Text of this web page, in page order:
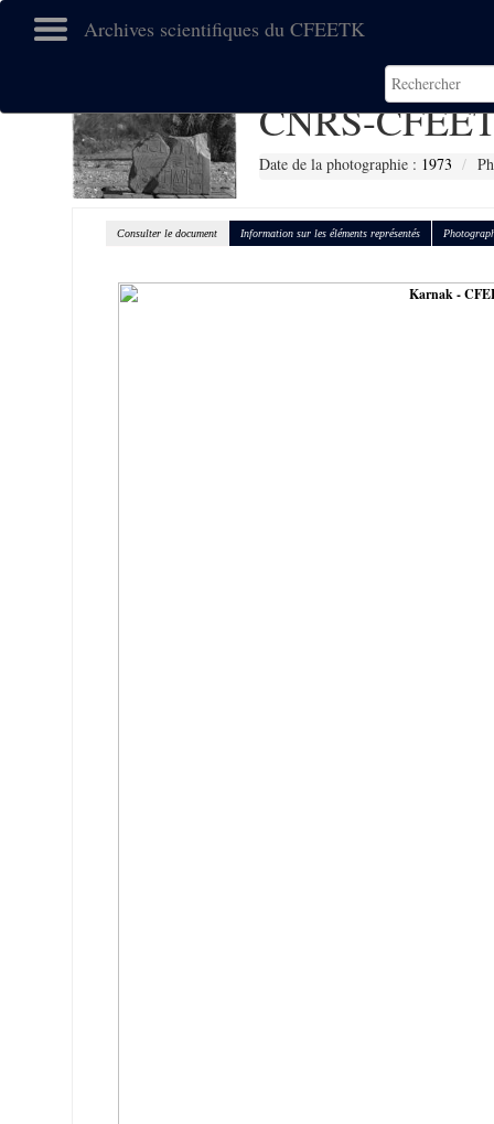
Archives scientifiques du CFEETK
CNRS-
Date de la photographie : 1973
Consulter le document Information sur les éléments représentés